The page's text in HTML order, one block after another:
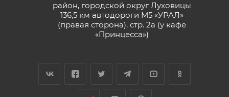
район, городской округ Луховицы
136,5 км автодороги М5 «УРАЛ»
(правая сторона), стр. 2а (у кафе
«‎Принцесса»)